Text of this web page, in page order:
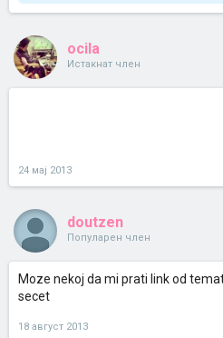
ocila
Истакнат член
24 мај 2013
doutzen
Популарен член
Moze nekoj da mi prati link od
secet
18 август 2013